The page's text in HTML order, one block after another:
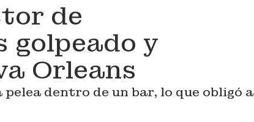
de
golpeado y
Orleans
dentro de un bar, lo que obligó a